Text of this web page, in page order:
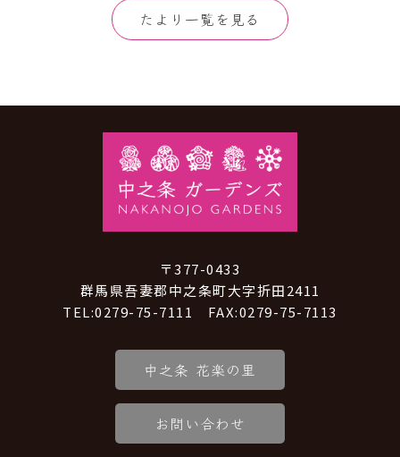
たより一覧を見る
〒377-0433
群馬県吾妻郡中之条町大字折田2411
TEL:0279-75-7111 FAX:0279-75-7113
中之条 花楽の里
お問い合わせ